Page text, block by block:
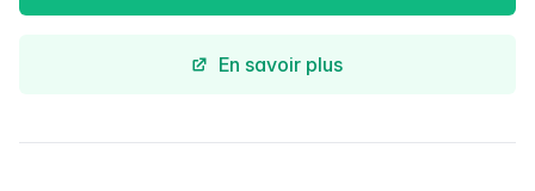
En savoir plus